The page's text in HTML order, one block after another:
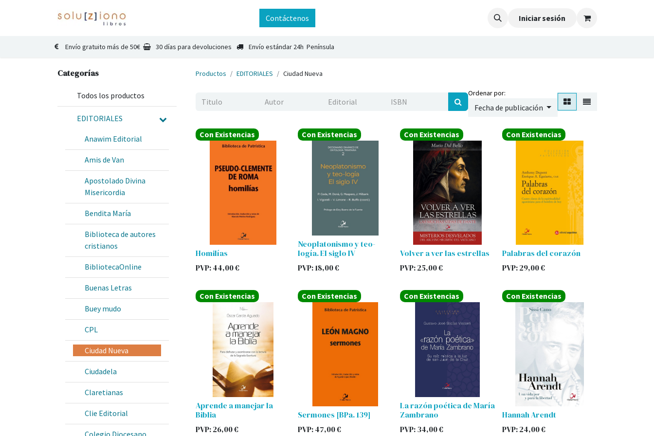
Contáctenos Iniciar sesión
Envío gratuito más de 50€ 30 días para devoluciones Envío estándar 24h Península
Categorías
Todos los productos
EDITORIALES
Anawim Editorial
Amis de Van
Apostolado Divina
Misericordia
Bendita María
Biblioteca de autores
cristianos
BibliotecaOnline
Buenas Letras
Buey mudo
CPL
Ciudad Nueva
Ciudadela
Claretianas
Clie Editorial
Colegio Diocesano
Productos EDITORIALES Ciudad Nueva
Ordenar por:
Fecha de publicación
Con Existencias
Homilías
PVP:44,00€
Con Existencias
Neoplatonismo y teo-
logía. El siglo IV
PVP:18,00€
Con Existencias
Volver a ver las estrellas
PVP:25,00€
Con Existencias
Palabras del corazón
PVP:29,00€
Con Existencias
Aprende a manejar la
Biblia
PVP:26,00€
Con Existencias
Sermones [BPa. 139]
PVP:47,00€
Con Existencias
La razón poética de María
Zambrano
PVP:34,00€
Con Existencias
Hannah Arendt
PVP:24,00€